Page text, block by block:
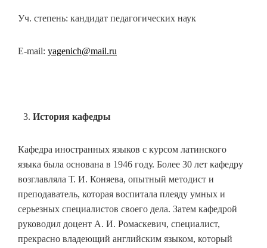
Уч. степень: кандидат педагогических наук
E-mail: yagenich@mail.ru
История кафедры
Кафедра иностранных языков с курсом латинского
языка была основана в 1946 году. Более 30 лет кафедру
возглавляла Т. И. Коняева, опытный методист и
преподаватель, которая воспитала плеяду умных и
серьезных специалистов своего дела. Затем кафедрой
руководил доцент А. И. Ромаскевич, специалист,
прекрасно владеющий английским языком, который